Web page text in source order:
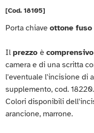
[Cod. 18105]
Porta chiaveottone
Ilprezzoè
camera e di una scritta
l'eventuale l'incisione di
supplemento, cod. 18220.
Colori disponibili
arancione, marrone.